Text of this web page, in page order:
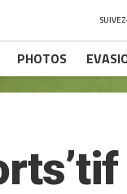
PHOTOS